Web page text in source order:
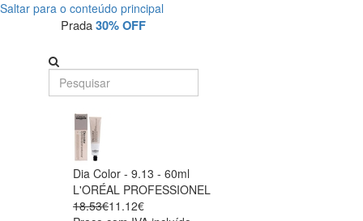
Saltar para o conteúdo principal
Prada30% OFF
Dia Color - 9.13 - 60ml
L'ORÉAL PROFESSIONEL
18.53€11.12€